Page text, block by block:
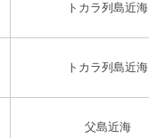
トカラ列島近海
トカラ列島近海
父島近海